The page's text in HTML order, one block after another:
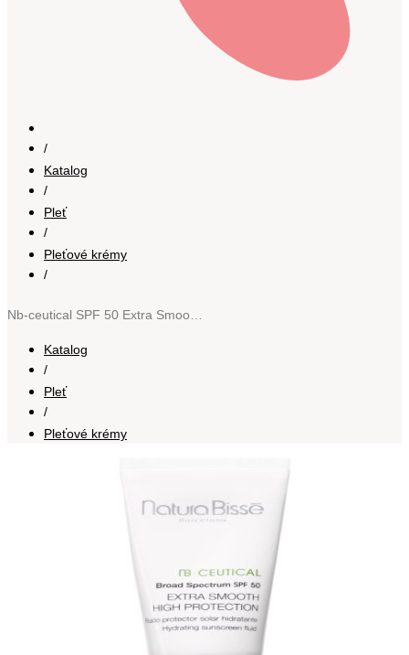
/
Katalog
/
Pleť
/
Pleťové krémy
/
Katalog
/
Pleť
/
Pleťové krémy